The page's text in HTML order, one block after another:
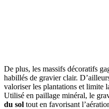
De plus, les massifs décoratifs
habillés de gravier clair.
valoriser les plantations et limite
Utilisé en paillage minéral, le
du sol tout en favorisant